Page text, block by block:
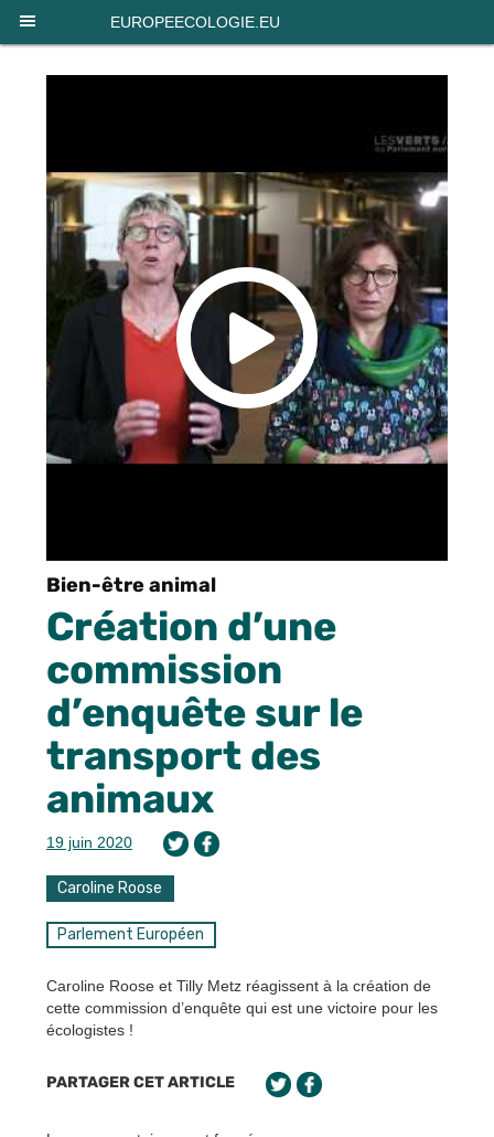
EUROPEECOLOGIE.EU
Bien-être animal
Création d’une
commission
d’enquête sur le
transport des
animaux
19 juin 2020
Caroline Roose
Parlement Européen
Caroline Roose et Tilly Metz réagissent à la création de
cette commission d’enquête qui est une victoire pour les
écologistes !
PARTAGER CET ARTICLE